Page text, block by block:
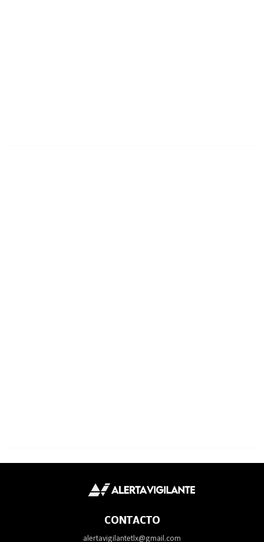
CONTACTO
alertavigilantetlx@gmail.com